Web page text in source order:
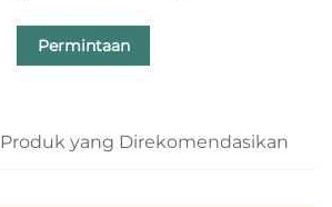
Permintaan
Produk yang Direkomendasikan